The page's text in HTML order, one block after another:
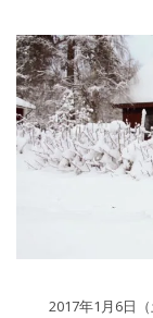
2017年1月6日